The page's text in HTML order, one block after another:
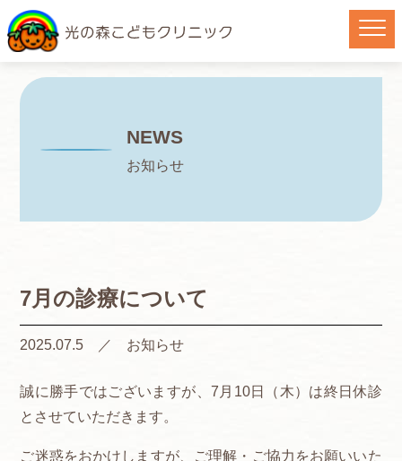
NEWS
お知らせ
7月の診療について
2025.07.5 ／ お知らせ
誠に勝手ではございますが、7月10日（木）は終日休診
とさせていただきます。
ご迷惑をおかけしますが、ご理解・ご協力をお願いいた